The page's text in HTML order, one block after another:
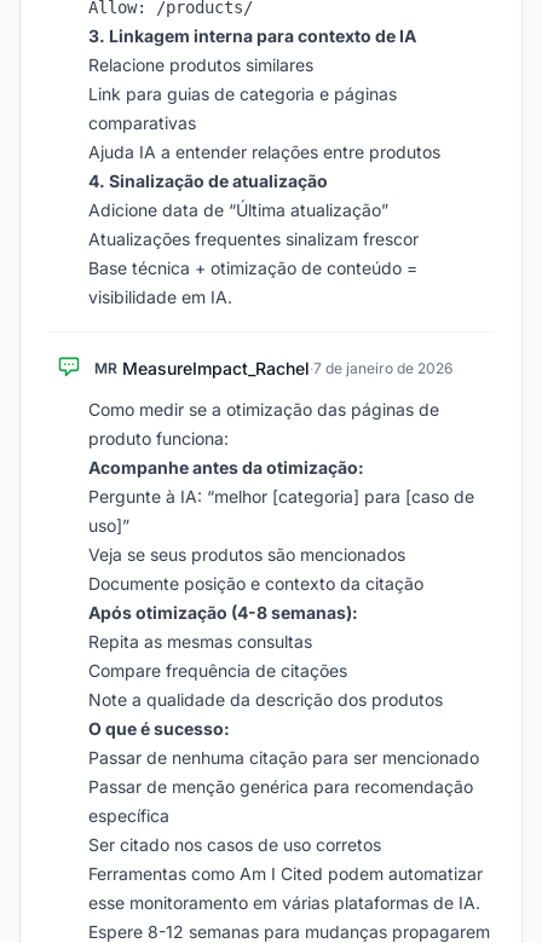
3. Linkagem interna para contexto de IA
Relacione produtos similares
Link para guias de categoria e páginas
comparativas
Ajuda IA a entender relações entre produtos
4. Sinalização de atualização
Adicione data de “Última atualização”
Atualizações frequentes sinalizam frescor
Base técnica + otimização de conteúdo =
visibilidade em IA.
MR MeasureImpact_Rachel·7 de janeiro de 2026
Como medir se a otimização das páginas de
produto funciona:
Acompanhe antes da otimização:
Pergunte à IA: “melhor [categoria] para [caso de
uso]”
Veja se seus produtos são mencionados
Documente posição e contexto da citação
Após otimização (4-8 semanas):
Repita as mesmas consultas
Compare frequência de citações
Note a qualidade da descrição dos produtos
O que é sucesso:
Passar de nenhuma citação para ser mencionado
Passar de menção genérica para recomendação
específica
Ser citado nos casos de uso corretos
Ferramentas como Am I Cited podem automatizar
esse monitoramento em várias plataformas de IA.
Espere 8-12 semanas para mudanças propagarem